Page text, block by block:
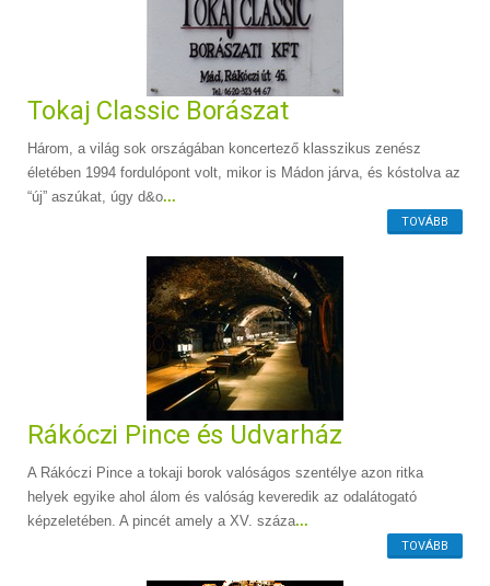
Tokaj Classic Borászat
Három, a világ sok országában koncertező klasszikus zenész
életében 1994 fordulópont volt, mikor is Mádon járva, és kóstolva az
“új” aszúkat, úgy d&o...
TOVÁBB
Rákóczi Pince és Udvarház
A Rákóczi Pince a tokaji borok valóságos szentélye azon ritka
helyek egyike ahol álom és valóság keveredik az odalátogató
képzeletében. A pincét amely a XV. száza...
TOVÁBB